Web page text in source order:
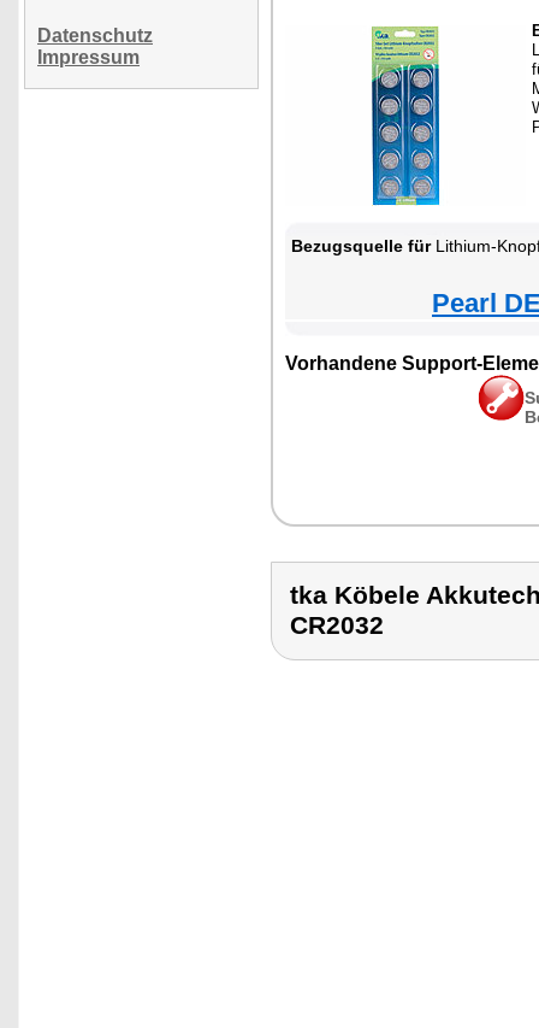
Datenschutz
Impressum
Bezugsquelle fürLithium-
Pearl
Vorhandene Support-
tka Köbele
CR2032